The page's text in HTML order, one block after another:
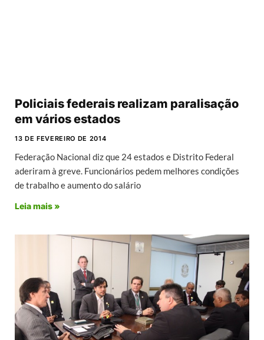
Policiais federais realizam paralisação
em vários estados
13 DE FEVEREIRO DE 2014
Federação Nacional diz que 24 estados e Distrito Federal
aderiram à greve. Funcionários pedem melhores condições
de trabalho e aumento do salário
Leia mais »